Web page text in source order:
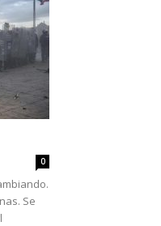
0
Se